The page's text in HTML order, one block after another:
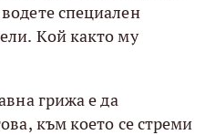
специален
Кой както му
грижа е да
към което се стреми